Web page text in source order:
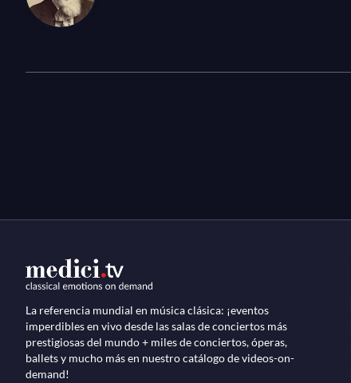
La referencia mundial en música clásica: ¡eventos
imperdibles en vivo desde las salas de conciertos más
prestigiosas del mundo + miles de conciertos, óperas,
ballets y mucho más en nuestro catálogo de videos-on-
demand!